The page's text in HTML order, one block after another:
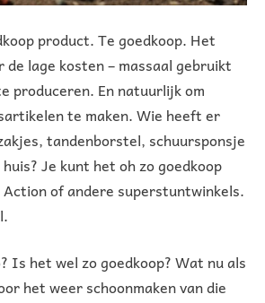
product. Te goedkoop. Het
de lage kosten – massaal gebruikt
produceren. En natuurlijk om
te maken. Wie heeft er
tandenborstel, schuursponsje
Je kunt het oh zo goedkoop
of andere superstuntwinkels.
Is het wel zo goedkoop? Wat nu als
het weer schoonmaken van die